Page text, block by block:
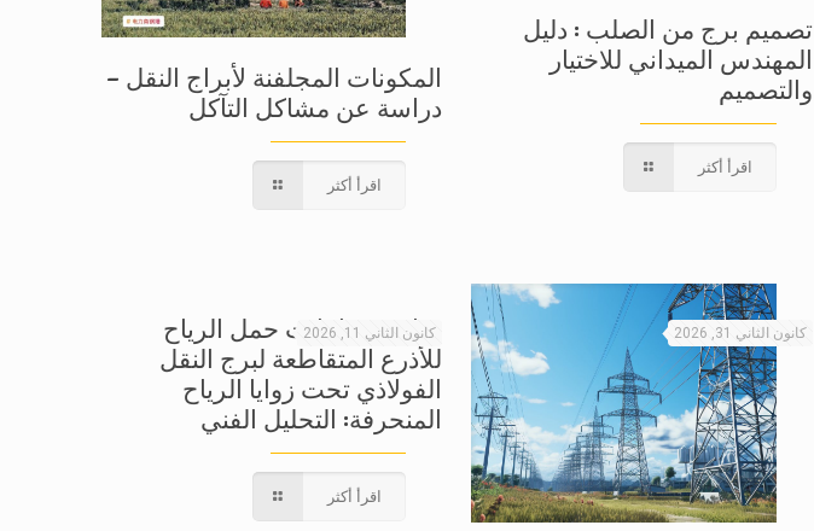
تصميم برج من الصلب : دليل
المهندس الميداني للاختيار
والتصميم
اقرأ أكثر
المكونات المجلفنة لأبراج النقل –
دراسة عن مشاكل التآكل
اقرأ أكثر
كانون الثاني 31, 2026 كانون الثاني 11, 2026
دراسة معاملات حمل الرياح
للأذرع المتقاطعة لبرج النقل
الفولاذي تحت زوايا الرياح
المنحرفة: التحليل الفني
اقرأ أكثر